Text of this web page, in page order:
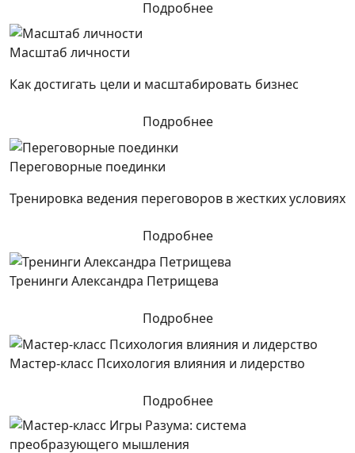
Подробнее
Масштаб личности
Как достигать цели и масштабировать бизнес
Подробнее
Переговорные поединки
Тренировка ведения переговоров в жестких условиях
Подробнее
Тренинги Александра Петрищева
Подробнее
Мастер-класс Психология влияния и лидерство
Подробнее